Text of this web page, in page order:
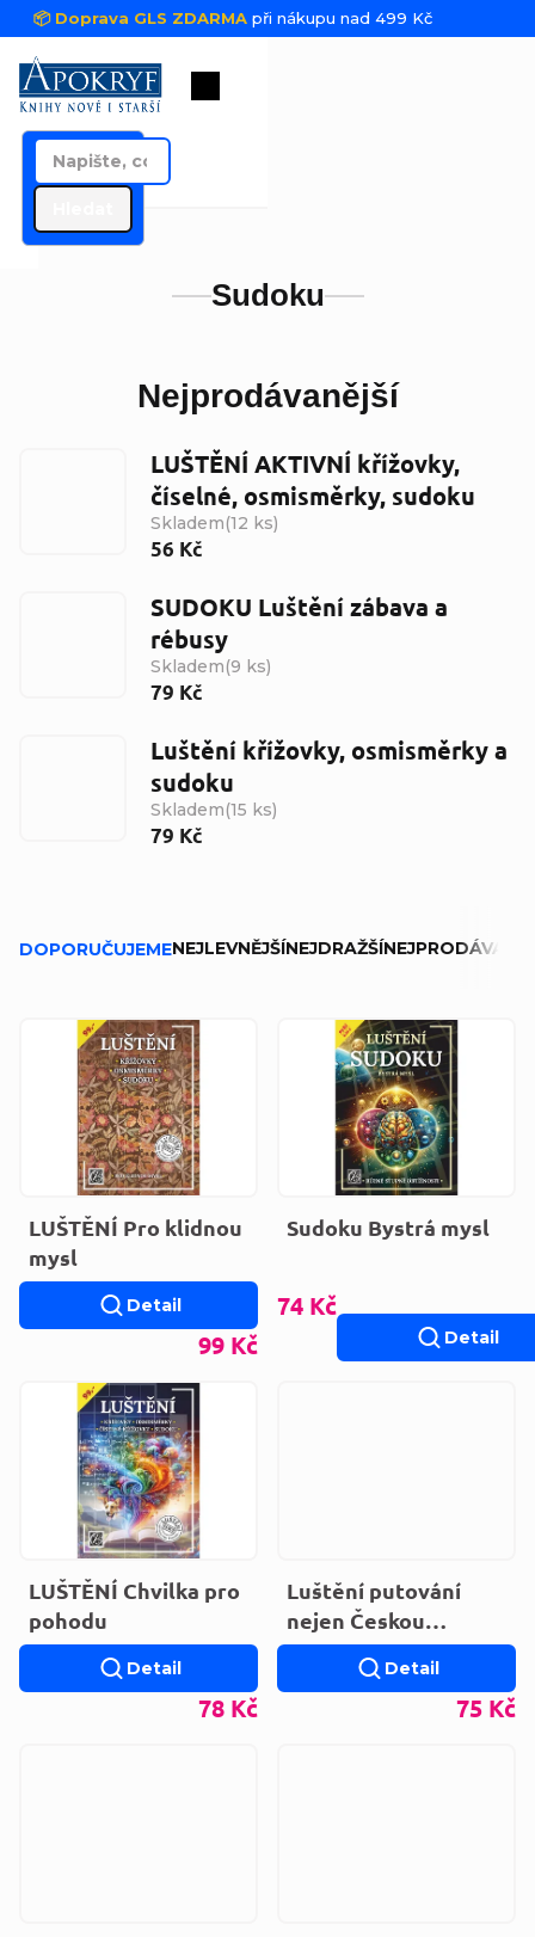
Přejít na obsah
📦 Doprava GLS ZDARMA při nákupu nad 499 Kč
Nákupní košík
Sudoku
Nejprodávanější
LUŠTĚNÍ AKTIVNÍ křížovky,
číselné, osmisměrky, sudoku
Skladem(12 ks)
56 Kč
SUDOKU Luštění zábava a
rébusy
Skladem(9 ks)
79 Kč
Luštění křížovky, osmisměrky a
sudoku
Skladem(15 ks)
79 Kč
DOPORUČUJEMENEJLEVNĚJŠÍNEJDRAŽŠÍ
Výpis produktů
LUŠTĚNÍ Pro klidnou
mysl
99 Kč
Detail
Sudoku Bystrá mysl
74 Kč
Detail
LUŠTĚNÍ Chvilka pro
pohodu
78 Kč
Detail
Luštění putování
nejen Českou
republikou
75 Kč
Detail